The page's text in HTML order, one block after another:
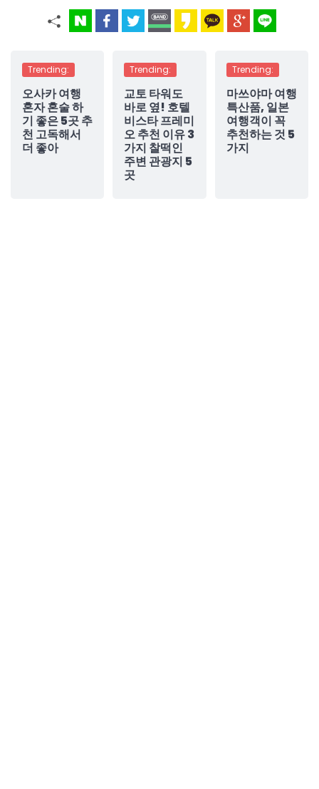
Trending:
오사카 여행
혼자 혼술 하
기 좋은 5곳 추
천 고독해서
더 좋아
Trending:
교토 타워도
바로 옆! 호텔
비스타 프레미
오 추천 이유 3
가지 찰떡인
주변 관광지 5
곳
Trending:
마쓰야마 여행
특산품, 일본
여행객이 꼭
추천하는 것 5
가지